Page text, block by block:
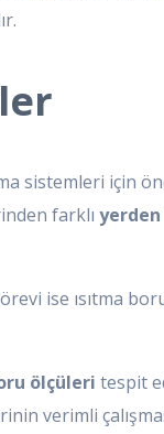
sistemleri için
farklı
ise ısıtma
ölçüleri tespit
verimli